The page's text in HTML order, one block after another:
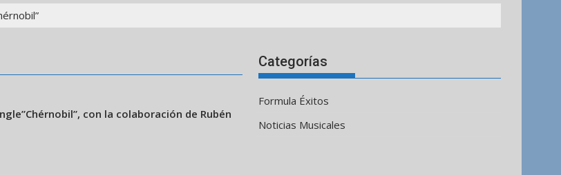
con la colaboración de Rubén
Categorías
Formula Éxitos
Noticias Musicales